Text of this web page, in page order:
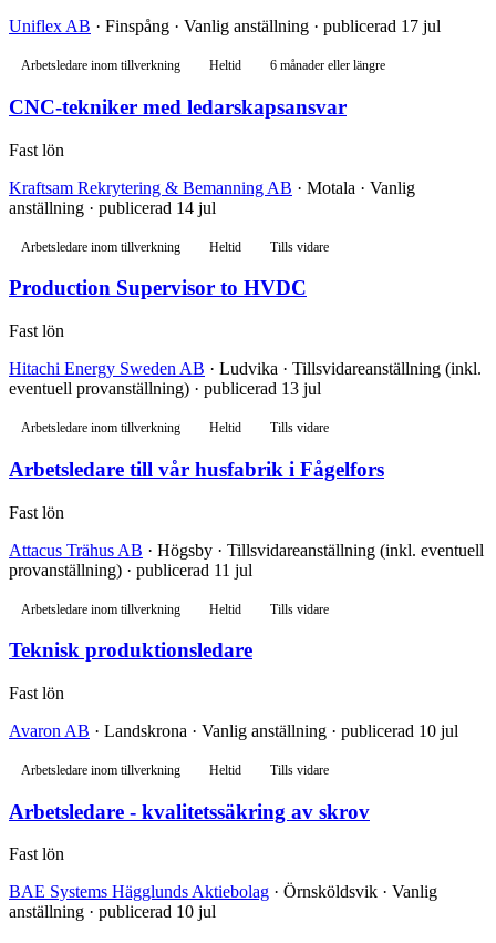
Uniflex AB · Finspång · Vanlig anställning · publicerad 17 jul
Arbetsledare inom tillverkning Heltid 6 månader eller längre
CNC-tekniker med ledarskapsansvar
Fast lön
Kraftsam Rekrytering & Bemanning AB · Motala · Vanlig
anställning · publicerad 14 jul
Arbetsledare inom tillverkning Heltid Tills vidare
Production Supervisor to HVDC
Fast lön
Hitachi Energy Sweden AB · Ludvika · Tillsvidareanställning (inkl.
eventuell provanställning) · publicerad 13 jul
Arbetsledare inom tillverkning Heltid Tills vidare
Arbetsledare till vår husfabrik i Fågelfors
Fast lön
Attacus Trähus AB · Högsby · Tillsvidareanställning (inkl. eventuell
provanställning) · publicerad 11 jul
Arbetsledare inom tillverkning Heltid Tills vidare
Teknisk produktionsledare
Fast lön
Avaron AB · Landskrona · Vanlig anställning · publicerad 10 jul
Arbetsledare inom tillverkning Heltid Tills vidare
Arbetsledare - kvalitetssäkring av skrov
Fast lön
BAE Systems Hägglunds Aktiebolag · Örnsköldsvik · Vanlig
anställning · publicerad 10 jul